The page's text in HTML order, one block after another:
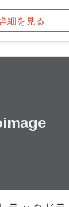
細を見る